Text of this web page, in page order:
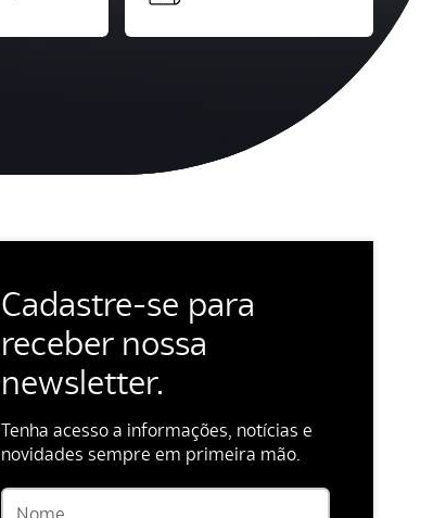
Cadastre-se para
receber nossa
newsletter.
Tenha acesso a informações, notícias e
novidades sempre em primeira mão.